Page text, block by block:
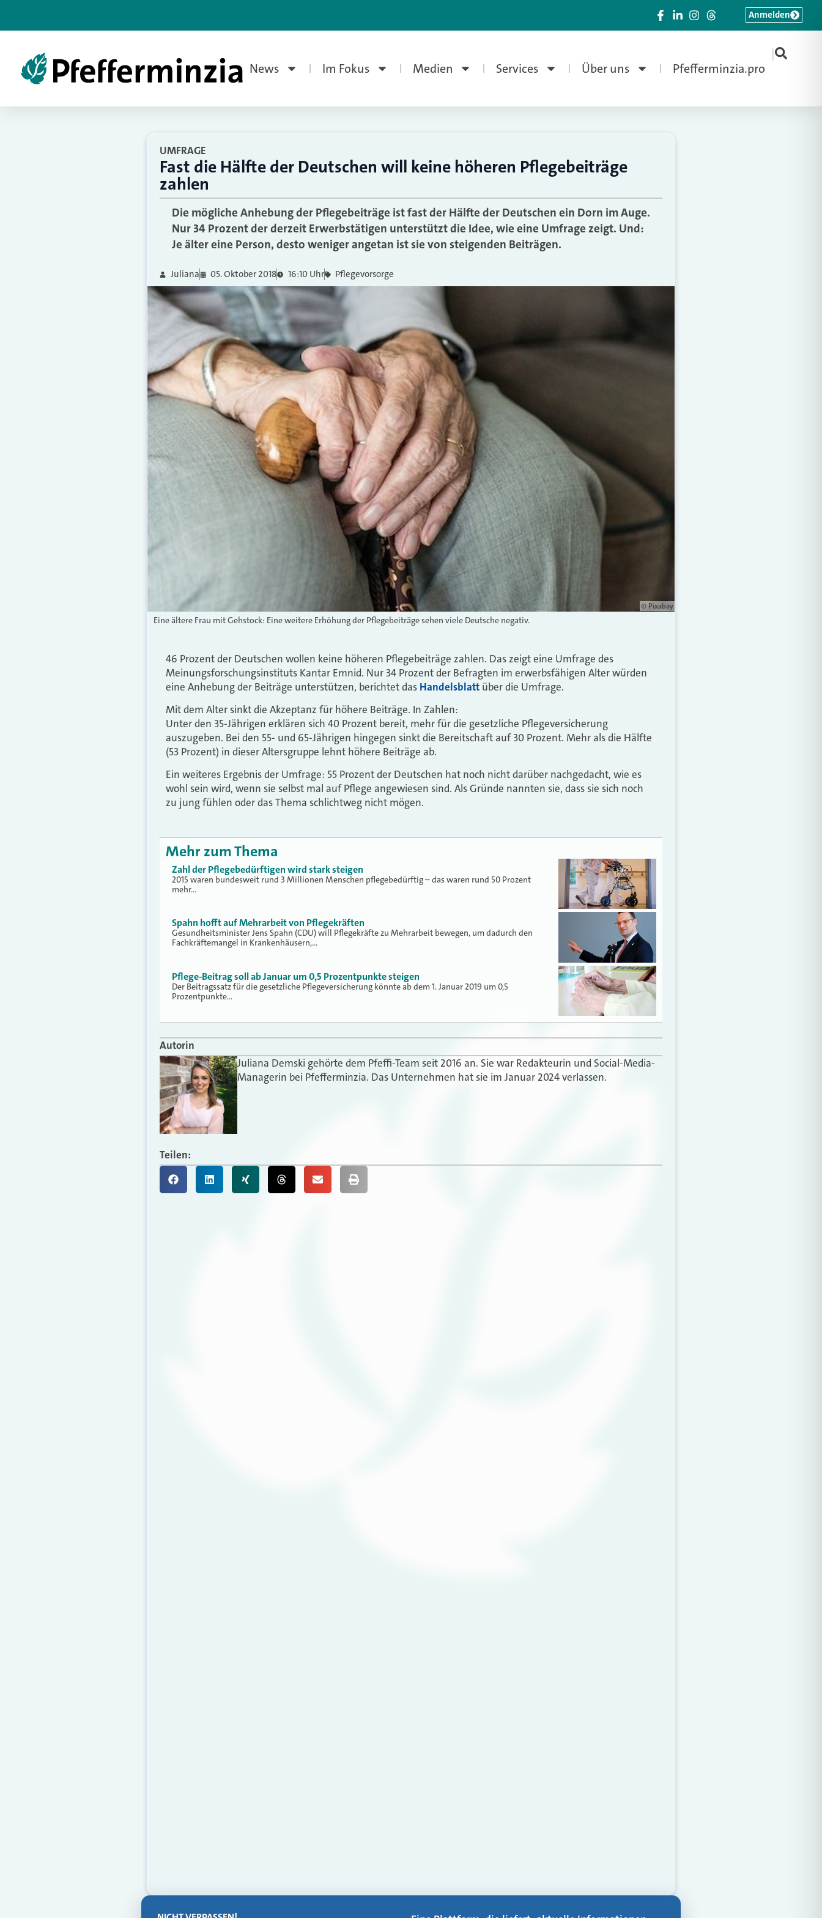
News Im Fokus Medien Services Über uns Pfefferminzia.pro
|
Anmelden
UMFRAGE
Fast die Hälfte der Deutschen will keine höheren Pflegebeiträge
zahlen
Die mögliche Anhebung der Pflegebeiträge ist fast der Hälfte der Deutschen ein Dorn im Auge.
Nur 34 Prozent der derzeit Erwerbstätigen unterstützt die Idee, wie eine Umfrage zeigt. Und:
Je älter eine Person, desto weniger angetan ist sie von steigenden Beiträgen.
Juliana 05. Oktober 2018 16:10 Uhr Pflegevorsorge
© Pixabay
Eine ältere Frau mit Gehstock: Eine weitere Erhöhung der Pflegebeiträge sehen viele Deutsche negativ.
46 Prozent der Deutschen wollen keine höheren Pflegebeiträge zahlen. Das zeigt eine Umfrage des
Meinungsforschungsinstituts Kantar Emnid. Nur 34 Prozent der Befragten im erwerbsfähigen Alter würden
eine Anhebung der Beiträge unterstützen, berichtet das Handelsblatt über die Umfrage.
Mit dem Alter sinkt die Akzeptanz für höhere Beiträge. In Zahlen:
Unter den 35-Jährigen erklären sich 40 Prozent bereit, mehr für die gesetzliche Pflegeversicherung
auszugeben. Bei den 55- und 65-Jährigen hingegen sinkt die Bereitschaft auf 30 Prozent. Mehr als die Hälfte
(53 Prozent) in dieser Altersgruppe lehnt höhere Beiträge ab.
Ein weiteres Ergebnis der Umfrage: 55 Prozent der Deutschen hat noch nicht darüber nachgedacht, wie es
wohl sein wird, wenn sie selbst mal auf Pflege angewiesen sind. Als Gründe nannten sie, dass sie sich noch
zu jung fühlen oder das Thema schlichtweg nicht mögen.
Mehr zum Thema
Zahl der Pflegebedürftigen wird stark steigen
2015 waren bundesweit rund 3 Millionen Menschen pflegebedürftig – das waren rund 50 Prozent
mehr…
Spahn hofft auf Mehrarbeit von Pflegekräften
Gesundheitsminister Jens Spahn (CDU) will Pflegekräfte zu Mehrarbeit bewegen, um dadurch den
Fachkräftemangel in Krankenhäusern,…
Pflege-Beitrag soll ab Januar um 0,5 Prozentpunkte steigen
Der Beitragssatz für die gesetzliche Pflegeversicherung könnte ab dem 1. Januar 2019 um 0,5
Prozentpunkte…
Autorin
Juliana Demski gehörte dem Pfeffi-Team seit 2016 an. Sie war Redakteurin und Social-Media-
Managerin bei Pfefferminzia. Das Unternehmen hat sie im Januar 2024 verlassen.
Teilen: